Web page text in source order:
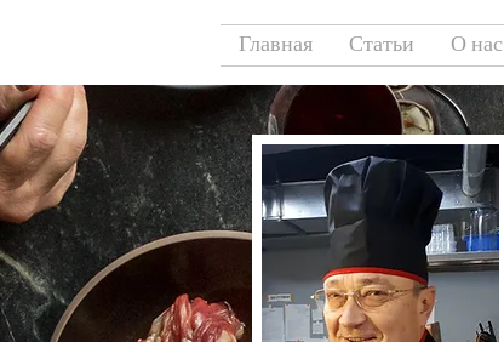
Главная Статьи О нас